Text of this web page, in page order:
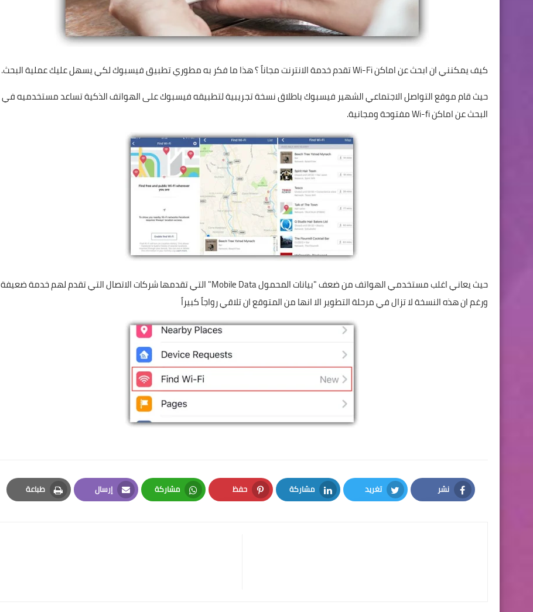
كيف يمكنني ان ابحث عن اماكن Wi-Fi تقدم خدمة الانترنت مجاناً ؟ هذا ما فكر به مطوري تطبيق فيسبوك لكي يسهل عليك عملية البحث.
حيث قام موقع التواصل الاجتماعي الشهير فيسبوك باطلاق نسخة تجريبية لتطبيقه فيسبوك على الهواتف الذكية تساعد مستخدميه في
البحث عن اماكن Wi-fi مفتوحة ومجانية.
حيث يعاني اغلب مستخدمي الهواتف من ضعف "بيانات المحمول Mobile Data" التي تقدمها شركات الاتصال التي تقدم لهم خدمة ضعيفة
ورغم ان هذه النسخة لا تزال في مرحلة التطوير الا انها من المتوقع ان تلاقي رواجاً كبيراً
نشر
Facebook
تغريد
Twitter
مشاركة
LinkedIn
حفظ
Pinterest
مشاركة
Whatsapp
إرسال
Email
طباعة
Print